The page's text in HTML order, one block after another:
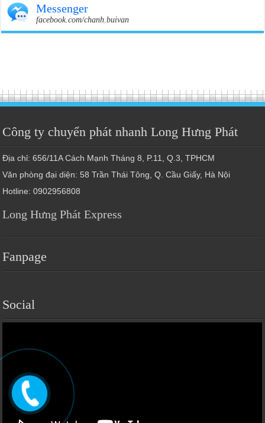
Messenger
facebook.com/chanh.buivan
Công ty chuyển phát nhanh Long Hưng Phát
Địa chỉ: 656/11A Cách Mạnh Tháng 8, P.11, Q.3, TPHCM
Văn phòng đại diện: 58 Trần Thái Tông, Q. Cầu Giấy, Hà Nội
Hotline: 0902956808
Long Hưng Phát Express
Fanpage
Social